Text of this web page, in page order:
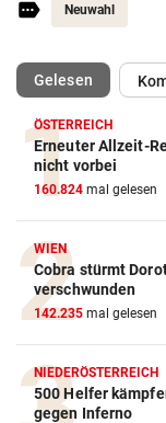
Neuwahl
Gelesen
ÖSTERREICH
Erneuter Allzeit-
nicht vorbei
160.824 mal gelesen
WIEN
Cobra stürmt
verschwunden
142.235 mal gelesen
NIEDERÖSTERREICH
500 Helfer
gegen Inferno